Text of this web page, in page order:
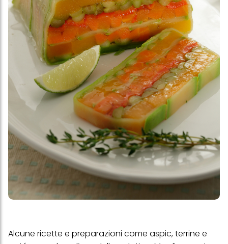
Alcune ricette e preparazioni come aspic, terrine e